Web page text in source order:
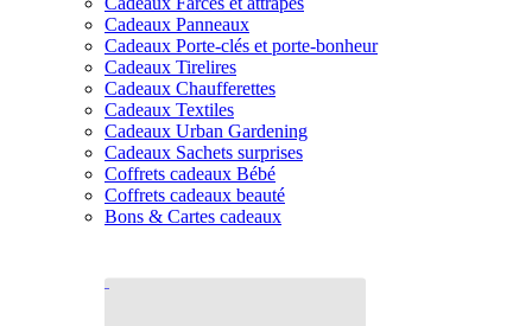
Cadeaux Panneaux
Cadeaux Porte-clés et porte-bonheur
Cadeaux Tirelires
Cadeaux Chaufferettes
Cadeaux Textiles
Cadeaux Urban Gardening
Cadeaux Sachets surprises
Coffrets cadeaux Bébé
Coffrets cadeaux beauté
Bons & Cartes cadeaux